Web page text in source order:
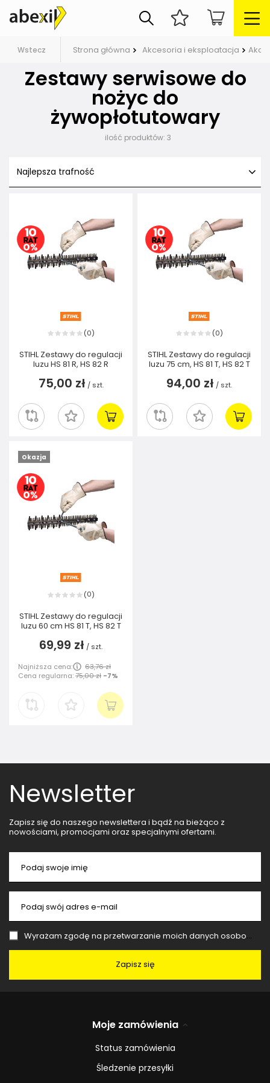
Wstecz Strona główna Akcesoria i eksploatacja
Zestawy serwisowe do
nożyc do
żywopłotutowary
ilość produktów: 3
Najlepsza trafność
(0)
STIHL Zestawy do regulacji
luzu HS 81 R, HS 82 R
75,00 zł / szt.
(0)
STIHL Zestawy do regulacji
luzu 75 cm, HS 81 T, HS 82 T
94,00 zł / szt.
Okazja
(0)
STIHL Zestawy do regulacji
luzu 60 cm HS 81 T, HS 82 T
69,99 zł / szt.
Najniższa cena:
63,76 zł
Cena regularna:75,00 zł -7%
Newsletter
Zapisz się do naszego newslettera i bądź na bieżąco z
nowościami, promocjami oraz specjalnymi ofertami.
Podaj swoje imię
Podaj swój adres e-mail
Wyrażam zgodę na przetwarzanie moich danych osobowych (adres e-mail) na potrzeby wysyłki newslettera z informacją handlową (marketing). Więcej w
Zapisz się
Moje zamówienia
Status zamówienia
Śledzenie przesyłki